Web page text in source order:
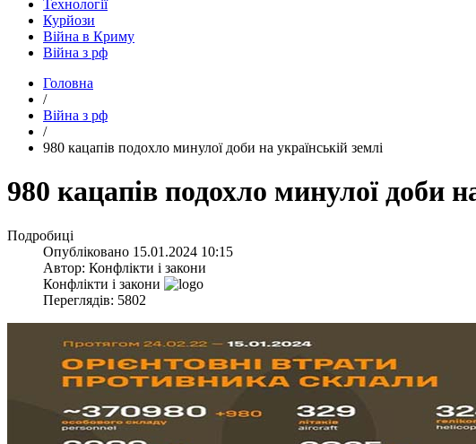
Технології
Курйози
Війна в Криму
Війна з рф
Головна
/
Війна з рф
/
​980 кацапів подохло минулої доби на українській землі
​980 кацапів подохло минулої доби
Подробиці
Опубліковано 15.01.2024 10:15
Автор: Конфлікти і закони
Конфлікти і закони
Переглядів: 5802